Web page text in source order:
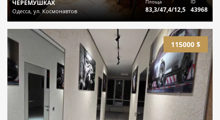
ЧЕРЕМУШКАХ
Одесса, ул. Космонавтов 83,3/47,4/12,5 43968
115000 $